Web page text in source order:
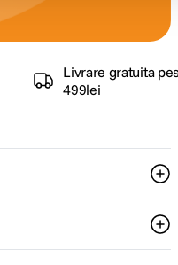
Livrare gratuita
499lei